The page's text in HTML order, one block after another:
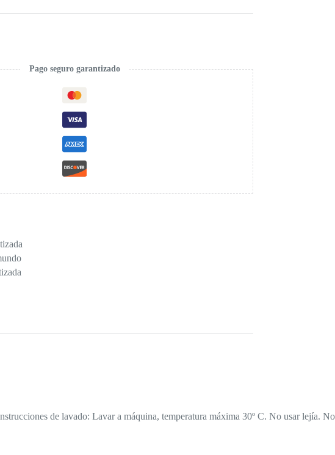
Pago seguro garantizado
de lavado: Lavar a máquina, temperatura máxima 30º C. No usar lejía. No